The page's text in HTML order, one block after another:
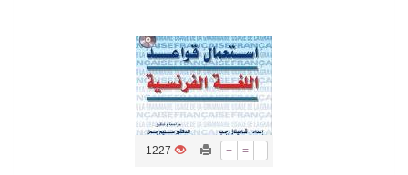
ثلة من الضابطات في الجييش الكويتي
+ = -
1227